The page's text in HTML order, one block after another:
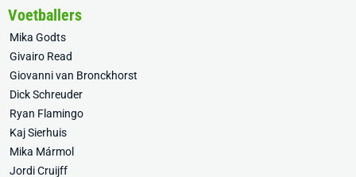
Voetballers
Mika Godts
Givairo Read
Giovanni van Bronckhorst
Dick Schreuder
Ryan Flamingo
Kaj Sierhuis
Mika Mármol
Jordi Cruijff